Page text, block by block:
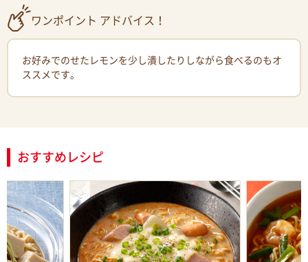
ワンポイント アドバイス！
お好みでのせたレモンを少し潰したりしながら食べるのもオ
ススメです。
おすすめレシピ